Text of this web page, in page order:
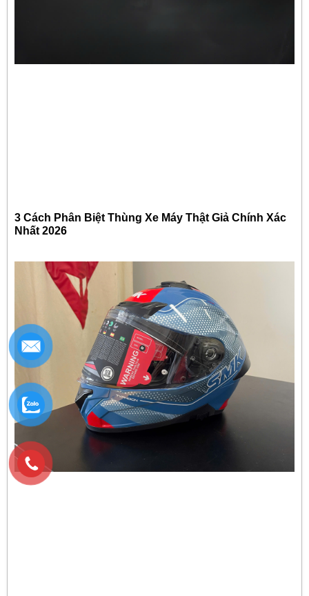
3 Cách Phân Biệt Thùng Xe Máy Thật Giả Chính Xác
Nhất 2026